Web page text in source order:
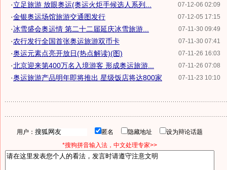
07-12-06 02:09
·立足旅游 放眼奥运(奥运火炬手候选人系列...
07-12-05 17:15
·金银奥运场馆旅游交通图发行
07-11-30 09:49
·冰雪盛会奥运情 第二十二届延庆冰雪旅游...
07-11-30 07:41
·农行发行全国首张奥运旅游双币卡
07-11-26 16:03
·奥运元素点亮开放日(热点解读)(图)
07-11-26 07:08
·北京迎来第400万名入境游客 形成奥运旅游...
07-11-23 10:10
·奥运旅游产品明年即将推出 星级饭店将达800家
用户： 匿名 隐藏地址
设为辩论话题
*搜狗拼音输入法，中文处理专家>>